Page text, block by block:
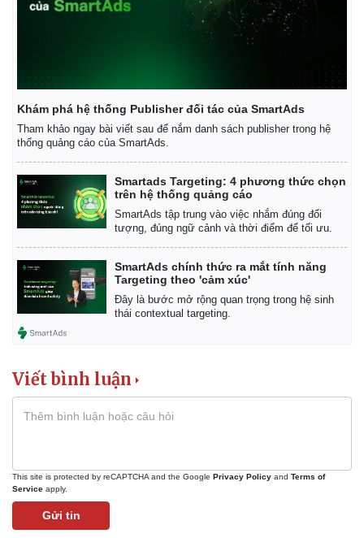
Khám phá hệ thống Publisher đối tác của SmartAds
Tham khảo ngay bài viết sau để nắm danh sách publisher trong hệ
thống quảng cáo của SmartAds.
Smartads Targeting: 4 phương thức chọn
trên hệ thống quảng cáo
SmartAds tập trung vào việc nhắm đúng đối
tượng, đúng ngữ cảnh và thời điểm để tối ưu.
SmartAds chính thức ra mắt tính năng
Targeting theo 'cảm xúc'
Đây là bước mở rộng quan trọng trong hệ sinh
thái contextual targeting.
Viết bình luận
This site is protected by reCAPTCHA and the Google Privacy Policy and Terms of
Service apply.
Gửi tin